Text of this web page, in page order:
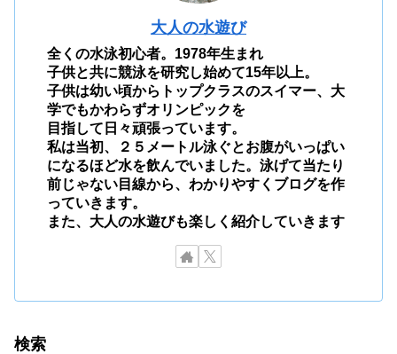
大人の水遊び
全くの水泳初心者。1978年生まれ
子供と共に競泳を研究し始めて15年以上。
子供は幼い頃からトップクラスのスイマー、大
学でもかわらずオリンピックを
目指して日々頑張っています。
私は当初、２５メートル泳ぐとお腹がいっぱい
になるほど水を飲んでいました。泳げて当たり
前じゃない目線から、わかりやすくブログを作
っていきます。
また、大人の水遊びも楽しく紹介していきます
検索